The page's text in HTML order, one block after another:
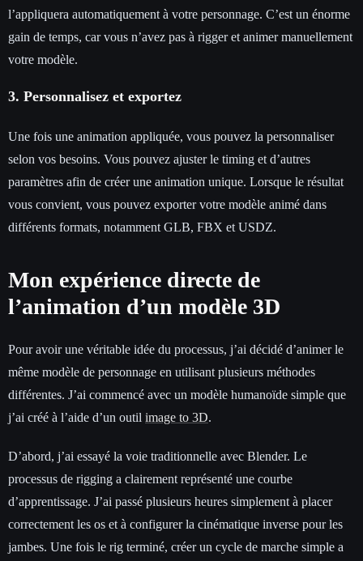
l’appliquera automatiquement à votre personnage. C’est un énorme
gain de temps, car vous n’avez pas à rigger et animer manuellement
votre modèle.
3. Personnalisez et exportez
Une fois une animation appliquée, vous pouvez la personnaliser
selon vos besoins. Vous pouvez ajuster le timing et d’autres
paramètres afin de créer une animation unique. Lorsque le résultat
vous convient, vous pouvez exporter votre modèle animé dans
différents formats, notamment GLB, FBX et USDZ.
Mon expérience directe de
l’animation d’un modèle 3D
Pour avoir une véritable idée du processus, j’ai décidé d’animer le
même modèle de personnage en utilisant plusieurs méthodes
différentes. J’ai commencé avec un modèle humanoïde simple que
j’ai créé à l’aide d’un outil image to 3D.
D’abord, j’ai essayé la voie traditionnelle avec Blender. Le
processus de rigging a clairement représenté une courbe
d’apprentissage. J’ai passé plusieurs heures simplement à placer
correctement les os et à configurer la cinématique inverse pour les
jambes. Une fois le rig terminé, créer un cycle de marche simple a